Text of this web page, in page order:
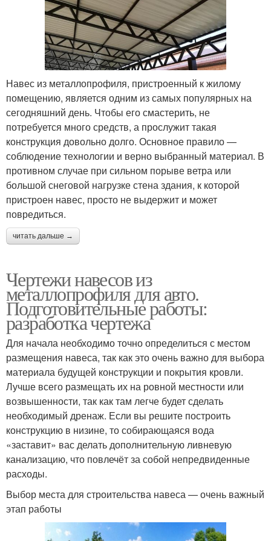
Навес из металлопрофиля, пристроенный к жилому
помещению, является одним из самых популярных на
сегодняшний день. Чтобы его смастерить, не
потребуется много средств, а прослужит такая
конструкция довольно долго. Основное правило —
соблюдение технологии и верно выбранный материал. В
противном случае при сильном порыве ветра или
большой снеговой нагрузке стена здания, к которой
пристроен навес, просто не выдержит и может
повредиться.
читать дальше →
Чертежи навесов из
металлопрофиля для авто.
Подготовительные работы:
разработка чертежа
Для начала необходимо точно определиться с местом
размещения навеса, так как это очень важно для выбора
материала будущей конструкции и покрытия кровли.
Лучше всего размещать их на ровной местности или
возвышенности, так как там легче будет сделать
необходимый дренаж. Если вы решите построить
конструкцию в низине, то собирающаяся вода
«заставит» вас делать дополнительную ливневую
канализацию, что повлечёт за собой непредвиденные
расходы.
Выбор места для строительства навеса — очень важный
этап работы